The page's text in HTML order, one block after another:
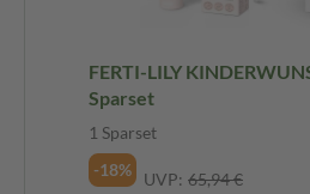
FERTI-LILY
Sparset
1 Sparset
-18%
UVP: 65,94 €